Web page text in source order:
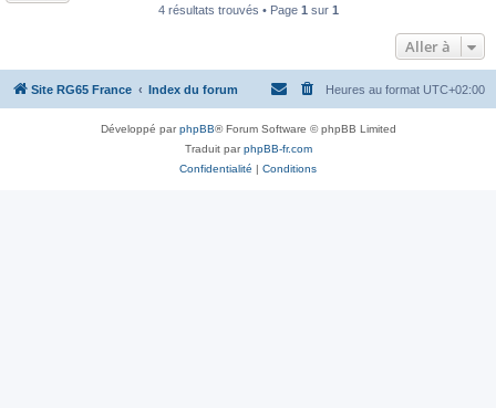
4 résultats trouvés • Page 1 sur 1
Aller à
Site RG65 France Index du forum Heures au format UTC+02:00
Développé parphpBB® Forum Software © phpBB Limited
Traduit parphpBB-fr.com
Confidentialité | Conditions